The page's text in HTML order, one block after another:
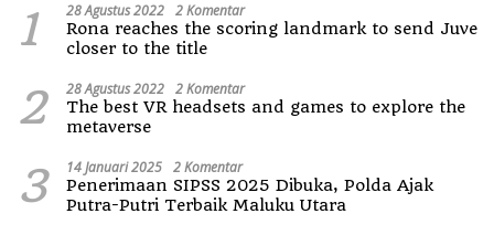
1 28 Agustus 2022 2 Komentar
Rona reaches the scoring landmark to send Juve
closer to the title
2 28 Agustus 2022 2 Komentar
The best VR headsets and games to explore the
metaverse
3 14 Januari 2025 2 Komentar
Penerimaan SIPSS 2025 Dibuka, Polda Ajak
Putra-Putri Terbaik Maluku Utara